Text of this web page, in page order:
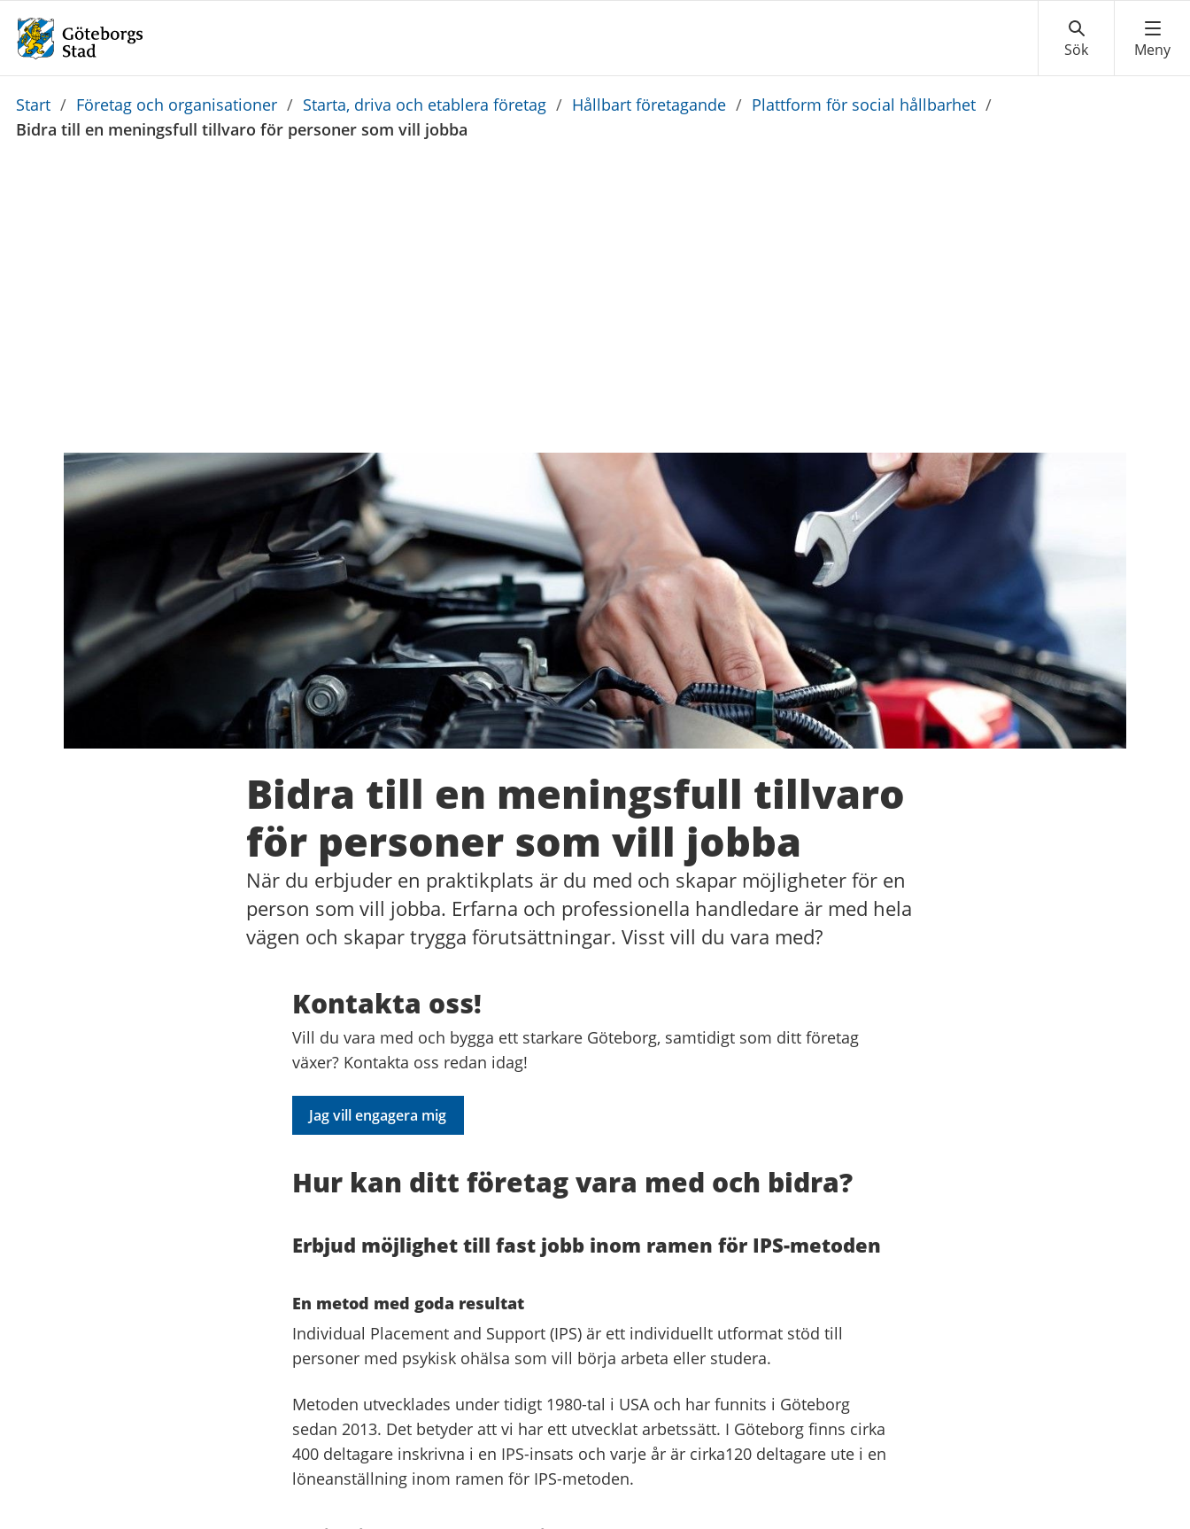
Du
är
Start / Företag och organisationer / Starta, driva och etablera företag / Hållbart företagande / Plattform för social hållbarhet /
Bidra till en meningsfull tillvaro för personer som vill jobba
Bidra till en meningsfull tillvaro
för personer som vill jobba
När du erbjuder en praktikplats är du med och skapar möjligheter för en
person som vill jobba. Erfarna och professionella handledare är med hela
vägen och skapar trygga förutsättningar. Visst vill du vara med?
Kontakta oss!
Vill du vara med och bygga ett starkare Göteborg, samtidigt som ditt företag
växer? Kontakta oss redan idag!
Jag vill engagera mig
Hur kan ditt företag vara med och bidra?
Erbjud möjlighet till fast jobb inom ramen för IPS-metoden
En metod med goda resultat
Individual Placement and Support (IPS) är ett individuellt utformat stöd till
personer med psykisk ohälsa som vill börja arbeta eller studera.
Metoden utvecklades under tidigt 1980-tal i USA och har funnits i Göteborg
sedan 2013. Det betyder att vi har ett utvecklat arbetssätt. I Göteborg finns cirka
400 deltagare inskrivna i en IPS-insats och varje år är cirka120 deltagare ute i en
löneanställning inom ramen för IPS-metoden.